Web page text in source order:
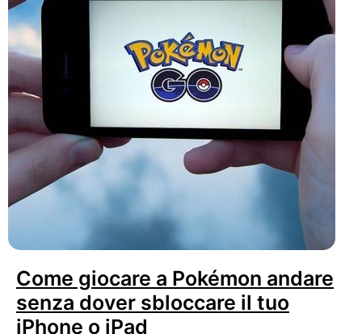
Come giocare a Pokémon andare
senza dover sbloccare il tuo
iPhone o iPad